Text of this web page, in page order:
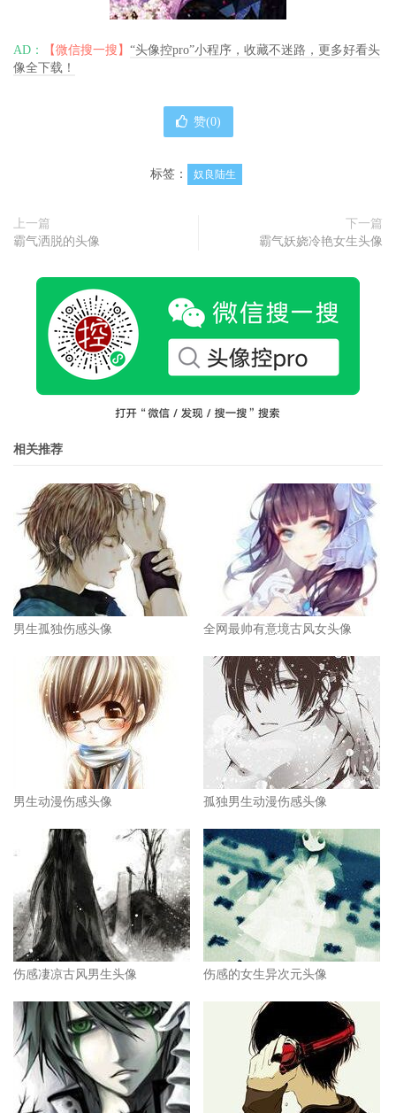
AD： 【微信搜一搜】 “头像控pro”小程序，收藏不迷路，更多好看头
像全下载！
赞(0)
标签： 奴良陆生
上一篇
霸气洒脱的头像
下一篇
霸气妖娆冷艳女生头像
相关推荐
男生孤独伤感头像 全网最帅有意境古风女头像
男生动漫伤感头像 孤独男生动漫伤感头像
伤感凄凉古风男生头像 伤感的女生异次元头像